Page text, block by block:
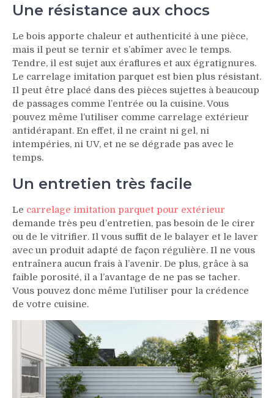
Une résistance aux chocs
Le bois apporte chaleur et authenticité à une pièce,
mais il peut se ternir et s’abîmer avec le temps.
Tendre, il est sujet aux éraflures et aux égratignures.
Le carrelage imitation parquet est bien plus résistant.
Il peut être placé dans des pièces sujettes à beaucoup
de passages comme l’entrée ou la cuisine. Vous
pouvez même l’utiliser comme carrelage extérieur
antidérapant. En effet, il ne craint ni gel, ni
intempéries, ni UV, et ne se dégrade pas avec le
temps.
Un entretien très facile
Le carrelage imitation parquet pour extérieur
demande très peu d’entretien, pas besoin de le cirer
ou de le vitrifier. Il vous suffit de le balayer et le laver
avec un produit adapté de façon régulière. Il ne vous
entraînera aucun frais à l’avenir. De plus, grâce à sa
faible porosité, il a l’avantage de ne pas se tacher.
Vous pouvez donc même l’utiliser pour la crédence
de votre cuisine.